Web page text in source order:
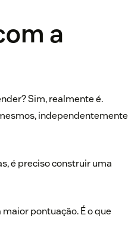
a
Sim, realmente é.
independentemente
é preciso construir uma
pontuação. É o que